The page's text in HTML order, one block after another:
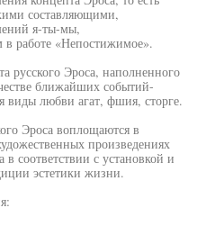
составляющими,
я-ты-мы,
работе «Непостижимое».
русского Эроса, наполненного
ближайших событий-
виды любви агат, фшия, сторге.
Эроса воплощаются в
произведениях
в соответствии с установкой и
эстетики жизни.